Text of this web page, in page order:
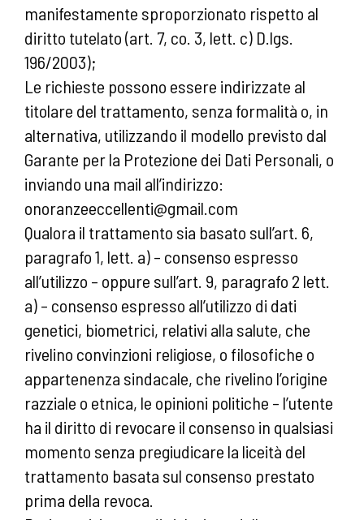
manifestamente sproporzionato rispetto al
diritto tutelato (art. 7, co. 3, lett. c) D.lgs.
196/2003);
Le richieste possono essere indirizzate al
titolare del trattamento, senza formalità o, in
alternativa, utilizzando il modello previsto dal
Garante per la Protezione dei Dati Personali, o
inviando una mail all’indirizzo:
onoranzeeccellenti@gmail.com
Qualora il trattamento sia basato sull’art. 6,
paragrafo 1, lett. a) – consenso espresso
all’utilizzo – oppure sull’art. 9, paragrafo 2 lett.
a) – consenso espresso all’utilizzo di dati
genetici, biometrici, relativi alla salute, che
rivelino convinzioni religiose, o filosofiche o
appartenenza sindacale, che rivelino l’origine
razziale o etnica, le opinioni politiche – l’utente
ha il diritto di revocare il consenso in qualsiasi
momento senza pregiudicare la liceità del
trattamento basata sul consenso prestato
prima della revoca.